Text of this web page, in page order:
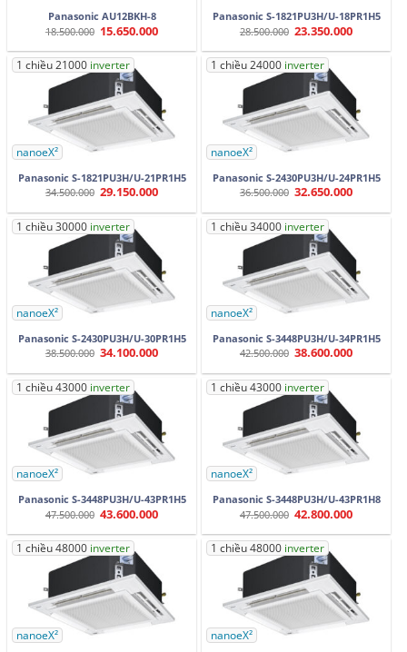
Panasonic AU12BKH-8
18.500.000 Giá
gốc
là:
18.500.000.
15.650.000
tại
15.650.000.
Panasonic S-1821PU3H/U-18PR1H5
28.500.000 Giá
gốc
là:
28.500.000.
23.350.000
tại
1 chiều 21000 inverter
nanoeX²
Panasonic S-1821PU3H/U-21PR1H5
34.500.000 Giá
là:
34.500.000.
29.150.000
tại
29.150.000.
1 chiều 24000 inverter
nanoeX²
Panasonic S-2430PU3H/U-24PR1H5
36.500.000 Giá
là:
36.500.000.
32.650.000
tại
1 chiều 30000 inverter
nanoeX²
Panasonic S-2430PU3H/U-30PR1H5
38.500.000 Giá
là:
38.500.000.
34.100.000
tại
34.100.000.
1 chiều 34000 inverter
nanoeX²
Panasonic S-3448PU3H/U-34PR1H5
42.500.000 Giá
là:
42.500.000.
38.600.000
tại
1 chiều 43000 inverter
nanoeX²
Panasonic S-3448PU3H/U-43PR1H5
47.500.000 Giá
gốc
là:
47.500.000.
43.600.000
tại
43.600.000.
1 chiều 43000 inverter
nanoeX²
Panasonic S-3448PU3H/U-43PR1H8
47.500.000 Giá
gốc
là:
47.500.000.
42.800.000
tại
1 chiều 48000 inverter
nanoeX²
1 chiều 48000 inverter
nanoeX²